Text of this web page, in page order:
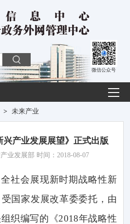
微信公众号
> 未来产业
兴产业发展展望》正式出版
业发展部 时间：2018-08-07
社会展现新时期战略性新
国家发展改革委委托，由
织编写的《2018年战略性